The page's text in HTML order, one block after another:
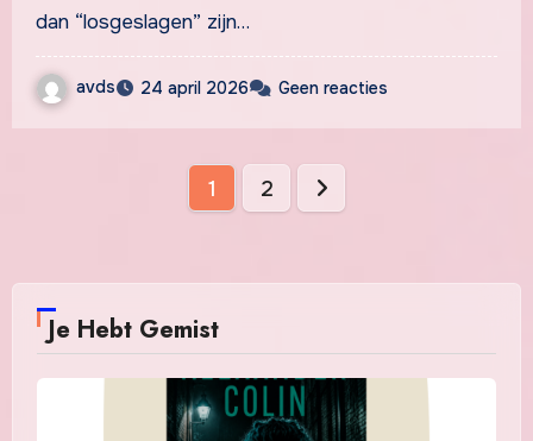
dan “losgeslagen” zijn…
avds 24 april 2026 Geen reacties
1 2
Je Hebt Gemist